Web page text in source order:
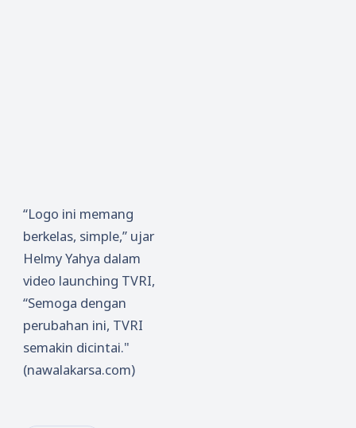
“Logo ini memang
berkelas, simple,” ujar
Helmy Yahya dalam
video launching TVRI,
“Semoga dengan
perubahan ini, TVRI
semakin dicintai."
(nawalakarsa.com)